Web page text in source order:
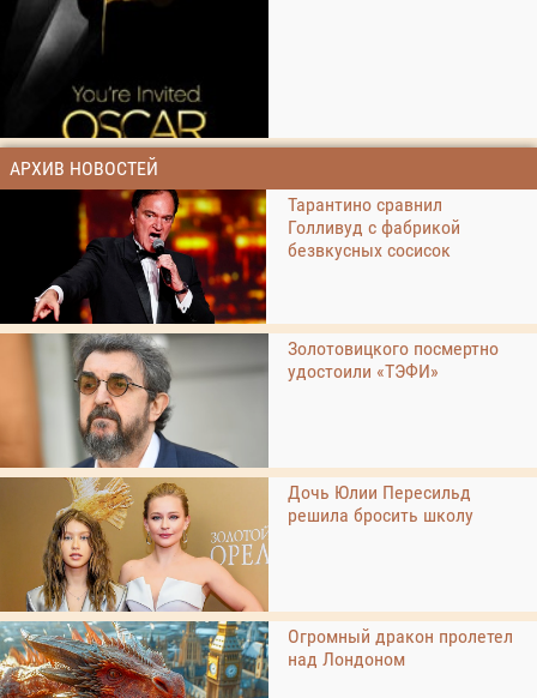
АРХИВ НОВОСТЕЙ
Тарантино сравнил
Голливуд с фабрикой
безвкусных сосисок
Золотовицкого посмертно
удостоили «ТЭФИ»
Дочь Юлии Пересильд
решила бросить школу
Огромный дракон пролетел
над Лондоном